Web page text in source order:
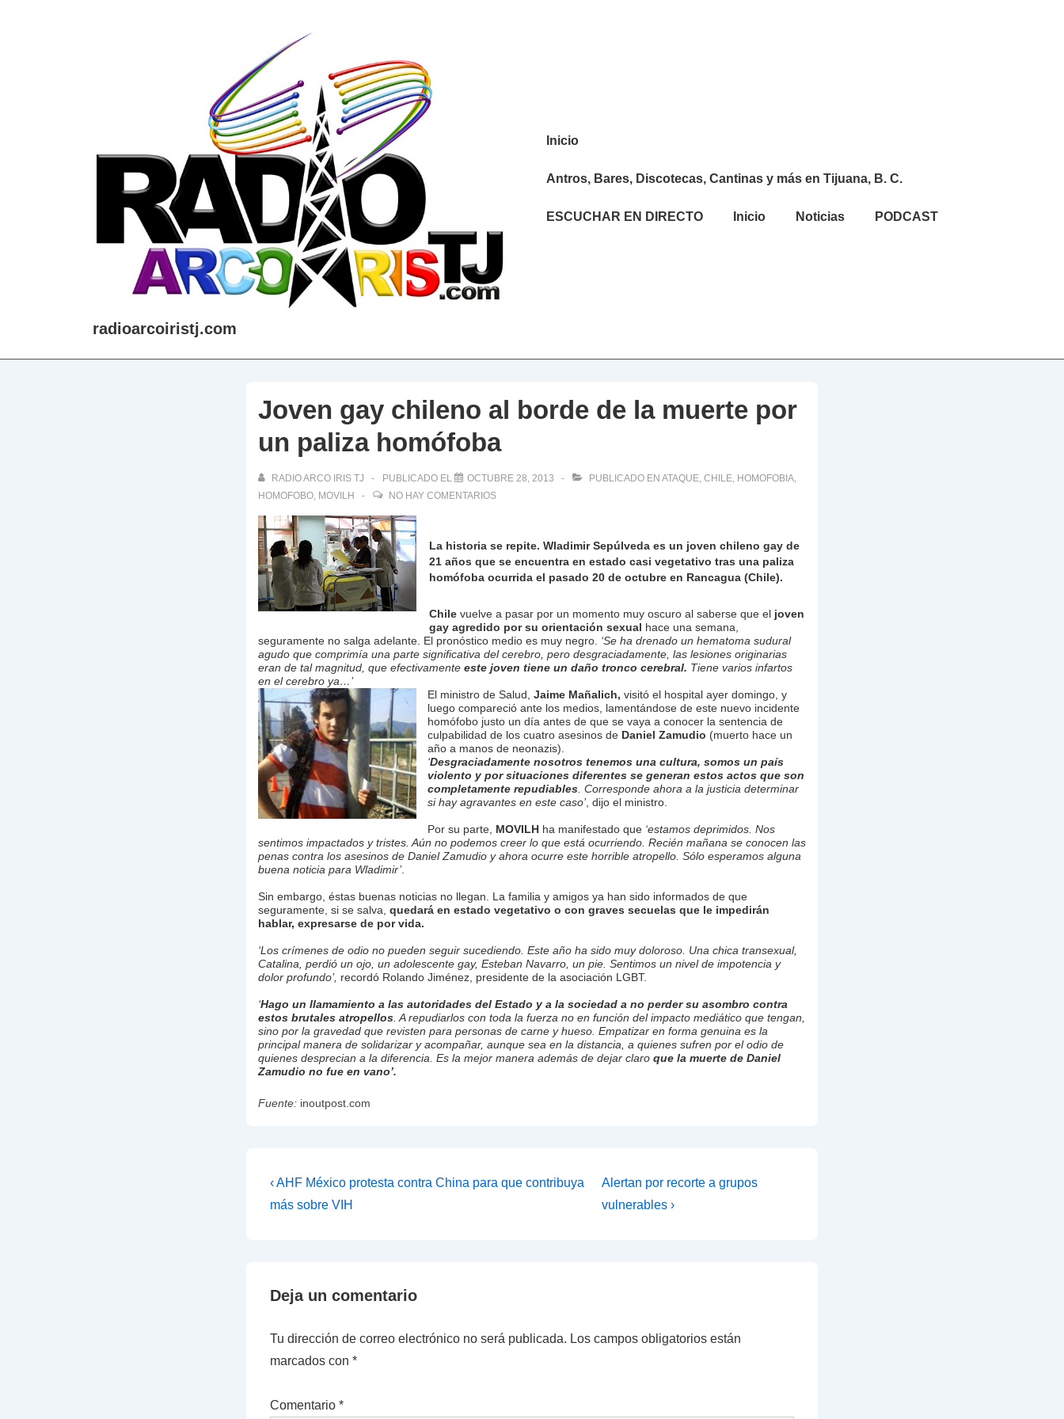
radioarcoiristj.com
Navegación
Inicio
Antros, Bares, Discotecas, Cantinas y más en Tijuana, B. C.
ESCUCHAR EN DIRECTO Inicio Noticias PODCAST
Joven gay chileno al borde de la muerte por
un paliza homófoba
RADIO ARCO IRIS TJ PUBLICADO EL OCTUBRE 28, 2013 PUBLICADO EN ATAQUE, CHILE, HOMOFOBIA,
HOMOFOBO, MOVILH NO HAY COMENTARIOS
La historia se repite. Wladimir Sepúlveda es un joven chileno gay de
21 años que se encuentra en estado casi vegetativo tras una paliza
homófoba ocurrida el pasado 20 de octubre en Rancagua (Chile).
Chilevuelve a pasar por un momento muy oscuro al saberse que el joven
gay agredido por su orientación sexual hace una semana,
seguramente no salga adelante. El pronóstico medio es muy negro. ‘Se ha drenado un hematoma sudural
agudo que comprimía una parte significativa del cerebro, pero desgraciadamente, las lesiones originarias
eran de tal magnitud, que efectivamente este joven tiene un daño tronco cerebral. Tiene varios infartos
en el cerebro ya…’
El ministro de Salud, Jaime Mañalich, visitó el hospital ayer domingo, y
luego compareció ante los medios, lamentándose de este nuevo incidente
homófobo justo un día antes de que se vaya a conocer la sentencia de
culpabilidad de los cuatro asesinos de Daniel Zamudio (muerto hace un
año a manos de neonazis).
‘Desgraciadamente nosotros tenemos una cultura, somos un país
violento y por situaciones diferentes se generan estos actos que son
completamente repudiables. Corresponde ahora a la justicia determinar
si hay agravantes en este caso’, dijo el ministro.
Por su parte, MOVILHha manifestado que ‘estamos deprimidos. Nos
sentimos impactados y tristes. Aún no podemos creer lo que está ocurriendo. Recién mañana se conocen las
penas contra los asesinos de Daniel Zamudio y ahora ocurre este horrible atropello. Sólo esperamos alguna
buena noticia para Wladimir’.
Sin embargo, éstas buenas noticias no llegan. La familia y amigos ya han sido informados de que
seguramente, si se salva, quedará en estado vegetativo o con graves secuelas que le impedirán
hablar, expresarse de por vida.
‘Los crímenes de odio no pueden seguir sucediendo. Este año ha sido muy doloroso. Una chica transexual,
Catalina, perdió un ojo, un adolescente gay, Esteban Navarro, un pie. Sentimos un nivel de impotencia y
dolor profundo’, recordó Rolando Jiménez, presidente de la asociación LGBT.
‘Hago un llamamiento a las autoridades del Estado y a la sociedad a no perder su asombro contra
estos brutales atropellos. A repudiarlos con toda la fuerza no en función del impacto mediático que tengan,
sino por la gravedad que revisten para personas de carne y hueso. Empatizar en forma genuina es la
principal manera de solidarizar y acompañar, aunque sea en la distancia, a quienes sufren por el odio de
quienes desprecian a la diferencia. Es la mejor manera además de dejar claro que la muerte de Daniel
Zamudio no fue en vano’.
Fuente: inoutpost.com
Navegación
de
La
entrada
‹ AHF México protesta contra China para que contribuya
más sobre VIH
La
entrada
Alertan por recorte a grupos
vulnerables ›
Deja un comentario
Tu dirección de correo electrónico no será publicada. Los campos obligatorios están
marcados con *
Comentario *